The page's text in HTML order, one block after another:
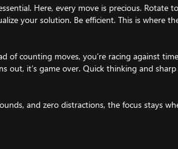
Here, every move is precious. Rotate
your solution. Be efficient. This is where
of counting moves, you’re racing against
it’s game over. Quick thinking and sharp
and zero distractions, the focus stays
or a hardcore strategist, Higgs Boson